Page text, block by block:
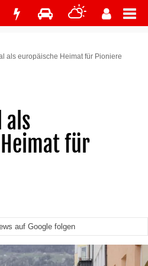
als europäische Heimat für Pioniere
als
für
auf Google folgen